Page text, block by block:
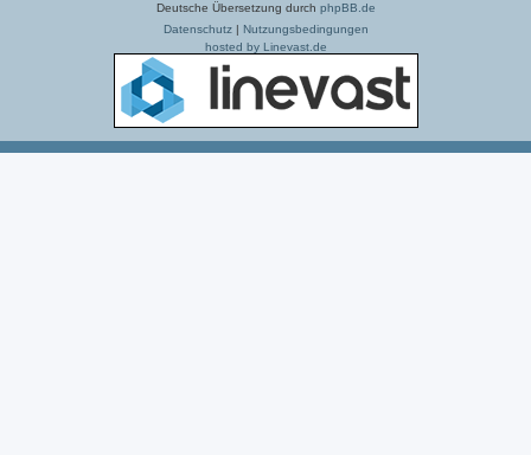
Deutsche Übersetzung durch phpBB.de
Datenschutz| Nutzungsbedingungen
hosted by Linevast.de